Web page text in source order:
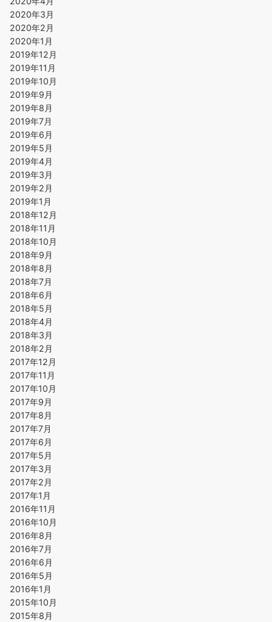
2020年3月
2020年2月
2020年1月
2019年12月
2019年11月
2019年10月
2019年9月
2019年8月
2019年7月
2019年6月
2019年5月
2019年4月
2019年3月
2019年2月
2019年1月
2018年12月
2018年11月
2018年10月
2018年9月
2018年8月
2018年7月
2018年6月
2018年5月
2018年4月
2018年3月
2018年2月
2017年12月
2017年11月
2017年10月
2017年9月
2017年8月
2017年7月
2017年6月
2017年5月
2017年3月
2017年2月
2017年1月
2016年11月
2016年10月
2016年8月
2016年7月
2016年6月
2016年5月
2016年1月
2015年10月
2015年8月